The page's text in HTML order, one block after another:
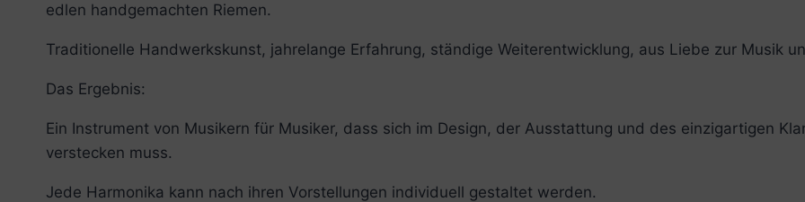
edlen handgemachten Riemen.
Traditionelle Handwerkskunst, jahrelange Erfahrung, ständige Weiterentwicklung, aus Liebe zur Musik
Das Ergebnis:
Ein Instrument von Musikern für Musiker, dass sich im Design, der Ausstattung und des einzigartigen
verstecken muss.
Jede Harmonika kann nach ihren Vorstellungen individuell gestaltet werden.